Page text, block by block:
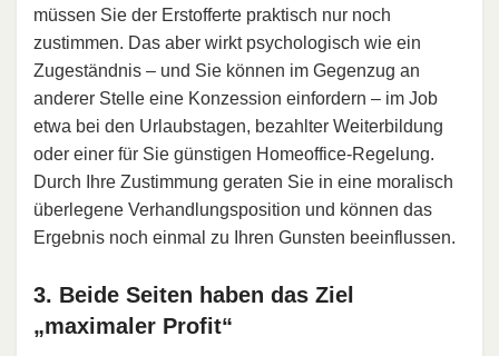
müssen Sie der Erstofferte praktisch nur noch
zustimmen. Das aber wirkt psychologisch wie ein
Zugeständnis – und Sie können im Gegenzug an
anderer Stelle eine Konzession einfordern – im Job
etwa bei den Urlaubstagen, bezahlter Weiterbildung
oder einer für Sie günstigen Homeoffice-Regelung.
Durch Ihre Zustimmung geraten Sie in eine moralisch
überlegene Verhandlungsposition und können das
Ergebnis noch einmal zu Ihren Gunsten beeinflussen.
3. Beide Seiten haben das Ziel
„maximaler Profit“